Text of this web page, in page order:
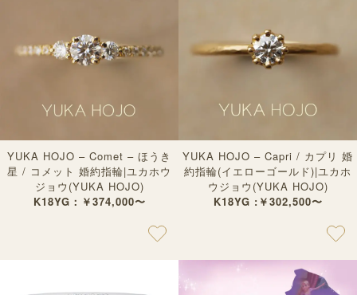
YUKA HOJO – Comet – ほうき
星 / コメット 婚約指輪|ユカホウ
ジョウ(YUKA HOJO)
K18YG：￥374,000〜
YUKA HOJO – Capri / カプリ 婚
約指輪(イエローゴールド)|ユカホ
ウジョウ(YUKA HOJO)
K18YG :￥302,500〜